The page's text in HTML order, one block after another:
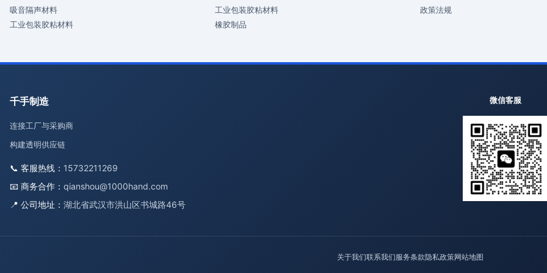
吸音隔声材料
工业包装胶粘材料
工业包装胶粘材料
橡胶制品
政策法规
千手制造
连接工厂与采购商
构建透明供应链
📞 客服热线： 15732211269
📧 商务合作： qianshou@1000hand.com
📍 公司地址： 湖北省武汉市洪山区书城路46号
微信客服
关于我们联系我们服务条款隐私政策网站地图